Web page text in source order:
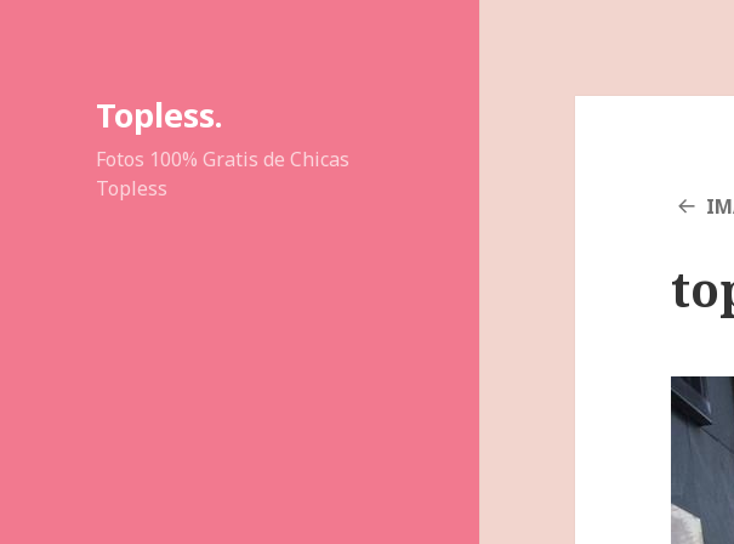
Topless.
Fotos 100% Gratis de Chicas
Topless